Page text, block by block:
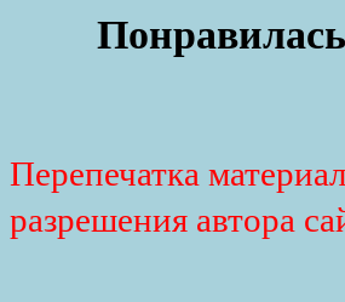
Перепечатка
разрешения автора